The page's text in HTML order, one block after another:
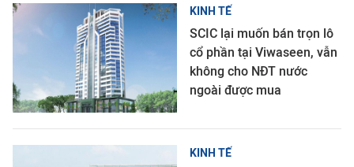
KINH TẾ
SCIC lại muốn bán trọn lô
cổ phần tại Viwaseen, vẫn
không cho NĐT nước
ngoài được mua
KINH TẾ